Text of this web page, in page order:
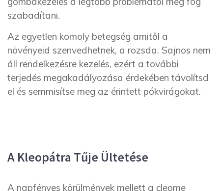
szabadítani.
Az egyetlen komoly betegség amitől a
növényeid szenvedhetnek, a rozsda. Sajnos nem
áll rendelkezésre kezelés, ezért a további
terjedés megakadályozása érdekében távolítsd
el és semmisítse meg az érintett pókvirágokat.
A Kleopátra Tűje Ültetése
A napfényes körülmények mellett a cleome